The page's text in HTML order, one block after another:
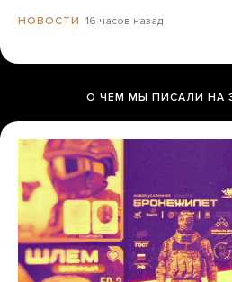
НОВОСТИ 16 часов назад
О ЧЕМ МЫ ПИСАЛИ НА